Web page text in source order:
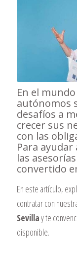
En el
autónomos
desafíos a
crecer sus
con las
Para
las
convertido
En este artículo,
contratar con
Sevillay te
disponible.